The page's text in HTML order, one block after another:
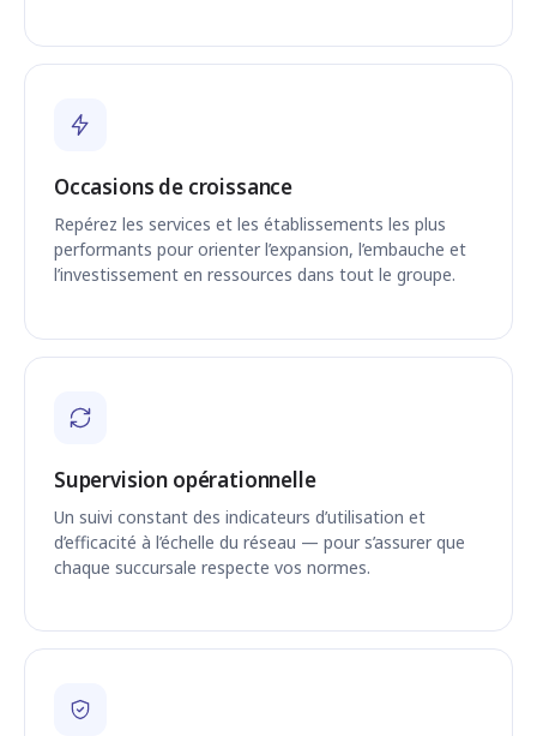
Occasions de croissance
Repérez les services et les établissements les plus
performants pour orienter l’expansion, l’embauche et
l’investissement en ressources dans tout le groupe.
Supervision opérationnelle
Un suivi constant des indicateurs d’utilisation et
d’efficacité à l’échelle du réseau — pour s’assurer que
chaque succursale respecte vos normes.